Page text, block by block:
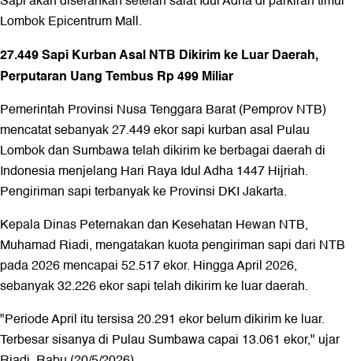
Lombok Epicentrum Mall.
27.449 Sapi Kurban Asal NTB Dikirim ke Luar Daerah,
Perputaran Uang Tembus Rp 499 Miliar
Pemerintah Provinsi Nusa Tenggara Barat (Pemprov NTB)
mencatat sebanyak 27.449 ekor sapi kurban asal Pulau
Lombok dan Sumbawa telah dikirim ke berbagai daerah di
Indonesia menjelang Hari Raya Idul Adha 1447 Hijriah.
Pengiriman sapi terbanyak ke Provinsi DKI Jakarta.
Kepala Dinas Peternakan dan Kesehatan Hewan NTB,
Muhamad Riadi, mengatakan kuota pengiriman sapi dari NTB
pada 2026 mencapai 52.517 ekor. Hingga April 2026,
sebanyak 32.226 ekor sapi telah dikirim ke luar daerah.
"Periode April itu tersisa 20.291 ekor belum dikirim ke luar.
Terbesar sisanya di Pulau Sumbawa capai 13.061 ekor," ujar